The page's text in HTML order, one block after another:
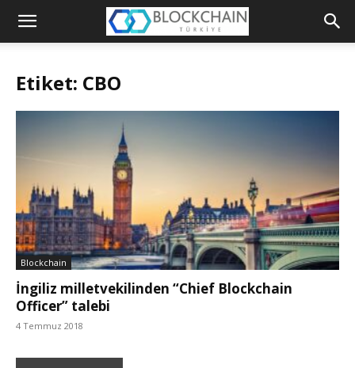
Blockchain
Etiket: CBO
Blockchain
İngiliz milletvekilinden “Chief Blockchain
Officer” talebi
4 Temmuz 2018